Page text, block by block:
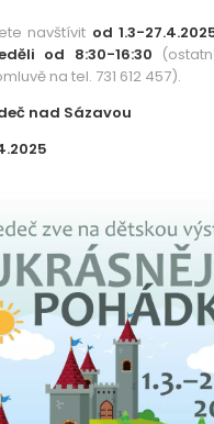
navštívit od 1.3-
od 8:30-16:30
na tel. 731 612 457).
nad Sázavou